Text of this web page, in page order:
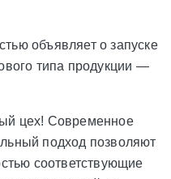
объявляет о запуске
типа продукции —
цех! Современное
подход позволяют
соответствующие